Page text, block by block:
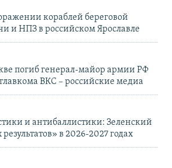
кораблей береговой
и НПЗ в российском Ярославле
погиб генерал-майор армии РФ
ВКС – российские медиа
и антибаллистики: Зеленский
в 2026-2027 годах